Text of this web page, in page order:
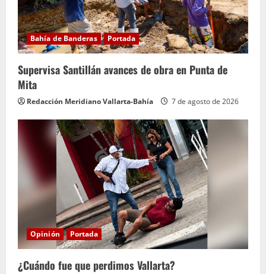
Bahía de Banderas Portada
Supervisa Santillán avances de obra en Punta de
Mita
Redacción Meridiano Vallarta-Bahía 7 de agosto de 2026
Opinión Portada
¿Cuándo fue que perdimos Vallarta?